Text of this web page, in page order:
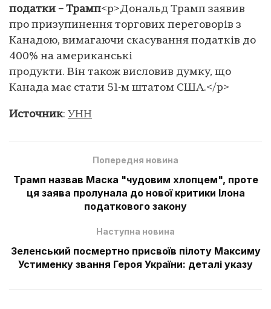
податки – Трамп<p>Дональд Трамп заявив
про призупинення торгових переговорів з
Канадою, вимагаючи скасування податків до
400% на американські
продукти. Він також висловив думку, що
Канада має стати 51-м штатом США.</p>
Источник: УНН
Попередня новина
Трамп назвав Маска "чудовим хлопцем", проте
ця заява пролунала до нової критики Ілона
податкового закону
Наступна новина
Зеленський посмертно присвоїв пілоту Максиму
Устименку звання Героя України: деталі указу